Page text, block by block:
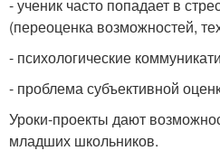
- ученик часто попадает в
(переоценка возможностей,
- психологические
- проблема субъективной
Уроки-проекты дают
младших школьников.